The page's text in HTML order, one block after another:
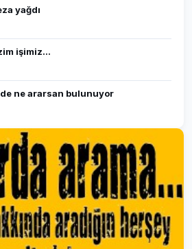
yağdı
işimiz...
ne ararsan bulunuyor